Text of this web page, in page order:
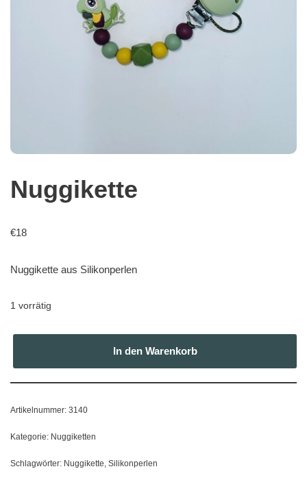
Nuggikette
€18
Nuggikette aus Silikonperlen
1 vorrätig
In den Warenkorb
Artikelnummer: 3140
Kategorie: Nuggiketten
Schlagwörter: Nuggikette, Silikonperlen